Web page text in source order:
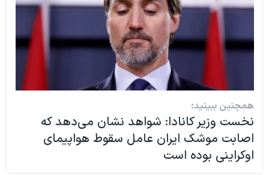
همچنین ببینید:
نخست وزير كانادا: شواهد نشان مى‌دهد كه
اصابت موشک ايران عامل سقوط هواپيماى
اوكراينى بوده است